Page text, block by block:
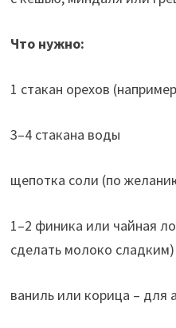
Что нужно:
1 стакан орехов
3–4 стакана воды
щепотка соли (по
1–2 финика или чайная
сделать молоко сладким)
ваниль или корица – для